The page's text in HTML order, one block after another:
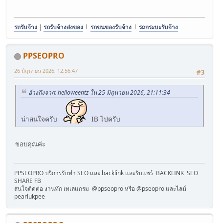
รถรับจ้าง | รถรับจ้างส่งของ l รถขนของรับจ้าง l รถกระบะรับจ้าง
PPSEOPRO
#3
26 มิถุนายน 2026, 12:56:47
อ้างถึงจาก: helloweentz ใน 25 มิถุนายน 2026, 21:11:34
น่าสนใจครับ IB ไปครับ
ขอบคุณค่ะ
PPSEOPRO บริการรับทำ SEO และ backlink และรับแชร์ BACKLINK SEO
SHARE FB
สนใจติดต่อ งานทัก เทเลแกรม @ppseopro หรือ @pseopro และไลน์
pearlukpee